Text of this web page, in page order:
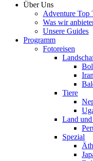
Über Uns
Adventure Top
Was wir
Unsere Guides
Programm
Fotoreisen
Iran
Tiere
Land
Spezial